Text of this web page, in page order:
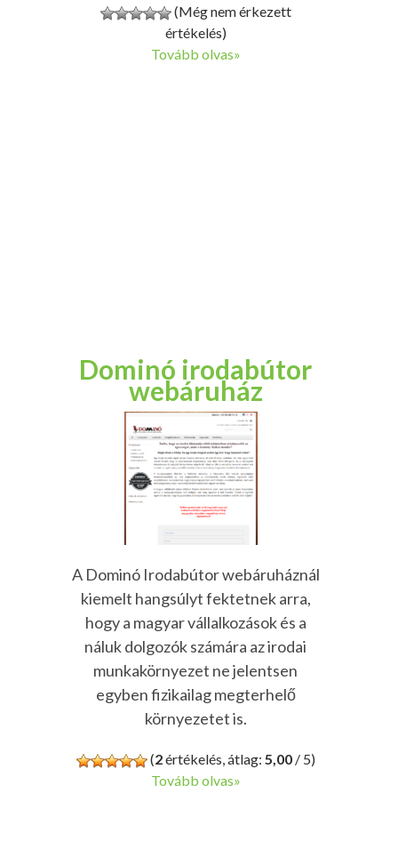
(Még nem érkezett
értékelés)
Tovább olvas»
Dominó irodabútor
webáruház
A Dominó Irodabútor webáruháznál
kiemelt hangsúlyt fektetnek arra,
hogy a magyar vállalkozások és a
náluk dolgozók számára az irodai
munkakörnyezet ne jelentsen
egyben fizikailag megterhelő
környezetet is.
(2értékelés, átlag: 5,00/ 5)
Tovább olvas»